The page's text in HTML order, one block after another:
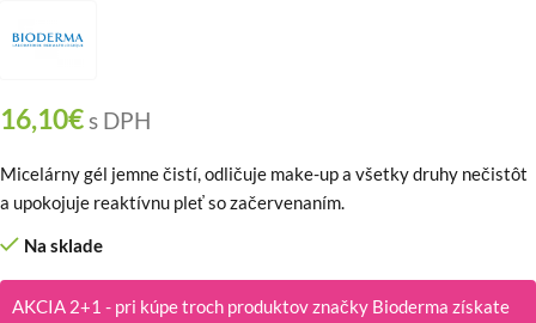
16,10€s DPH
Micelárny gél jemne čistí, odličuje make-up a všetky druhy nečistôt
a upokojuje reaktívnu pleť so začervenaním.
Na sklade
AKCIA 2+1 - pri kúpe troch produktov značky Bioderma získate